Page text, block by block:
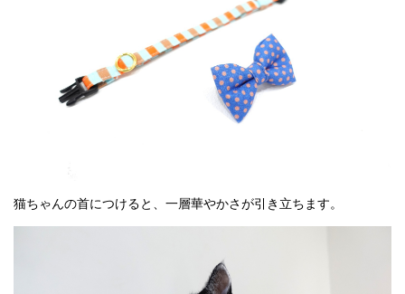
猫ちゃんの首につけると、一層華やかさが引き立ちます。